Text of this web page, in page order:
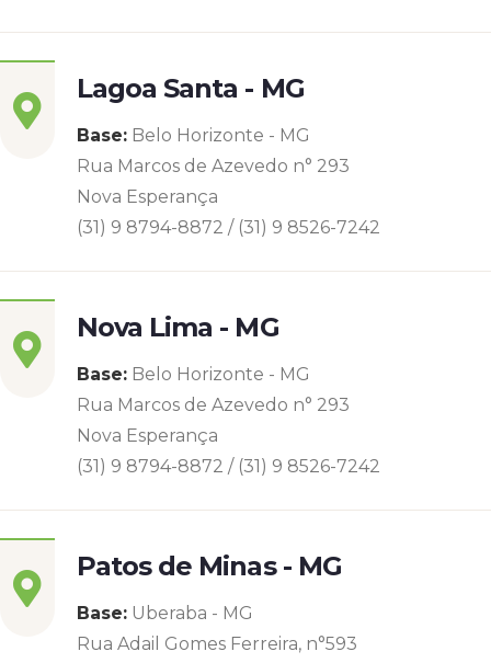
Lagoa Santa - MG
Base: Belo Horizonte - MG
Rua Marcos de Azevedo n° 293
Nova Esperança
(31) 9 8794-8872 / (31) 9 8526-7242
Nova Lima - MG
Base: Belo Horizonte - MG
Rua Marcos de Azevedo n° 293
Nova Esperança
(31) 9 8794-8872 / (31) 9 8526-7242
Patos de Minas - MG
Base: Uberaba - MG
Rua Adail Gomes Ferreira, n°593